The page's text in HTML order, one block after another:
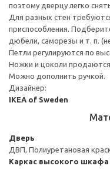
поэтому дверцу легко
Для разных стен
приспособления.
дюбели, саморезы и т. п.
Петли регулируются по
Ножки и цоколи
Можно дополнить ручкой.
Дизайнер:
IKEA of Sweden
Дверь
ДВП, Полиуретановая
Каркас высокого шкафа